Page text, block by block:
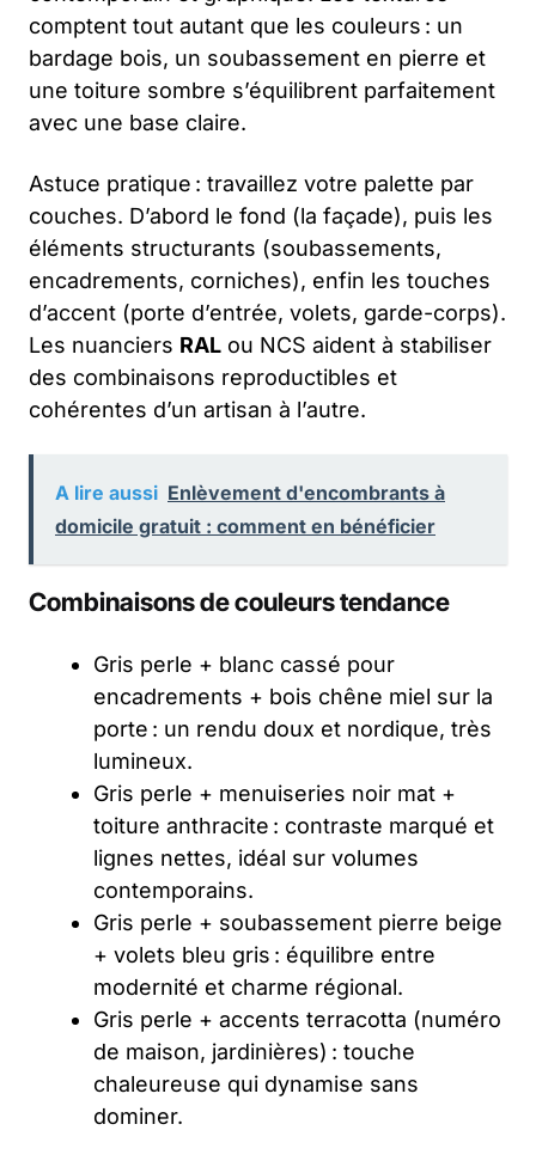
comptent tout autant que les couleurs : un
bardage bois, un soubassement en pierre et
une toiture sombre s’équilibrent parfaitement
avec une base claire.
Astuce pratique : travaillez votre palette par
couches. D’abord le fond (la façade), puis les
éléments structurants (soubassements,
encadrements, corniches), enfin les touches
d’accent (porte d’entrée, volets, garde-corps).
Les nuanciers RAL ou NCS aident à stabiliser
des combinaisons reproductibles et
cohérentes d’un artisan à l’autre.
A lire aussi Enlèvement d'encombrants à
domicile gratuit : comment en bénéficier
Combinaisons de couleurs tendance
Gris perle + blanc cassé pour
encadrements + bois chêne miel sur la
porte : un rendu doux et nordique, très
lumineux.
Gris perle + menuiseries noir mat +
toiture anthracite : contraste marqué et
lignes nettes, idéal sur volumes
contemporains.
Gris perle + soubassement pierre beige
+ volets bleu gris : équilibre entre
modernité et charme régional.
Gris perle + accents terracotta (numéro
de maison, jardinières) : touche
chaleureuse qui dynamise sans
dominer.